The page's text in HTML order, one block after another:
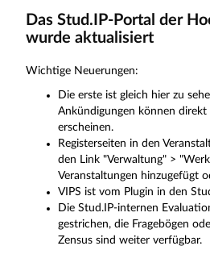
Das Stud.IP-Portal der
wurde aktualisiert
Wichtige Neuerungen:
Die erste ist gleich hier zu
Ankündigungen können
erscheinen.
Registerseiten in den
den Link "Verwaltung" >
Veranstaltungen hinzugefügt
VIPS ist vom Plugin in den
Die Stud.IP-internen
gestrichen, die Fragebögen
Zensus sind weiter verfügbar.